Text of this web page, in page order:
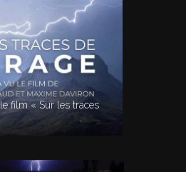
film « Sur les traces